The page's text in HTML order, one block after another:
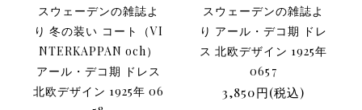
スウェーデンの雑誌よ
り 冬の装い コート（VI
NTERKAPPAN och）
アール・デコ期 ドレス
北欧デザイン 1925年 06
スウェーデンの雑誌よ
り アール・デコ期 ドレ
ス 北欧デザイン 1925年
0657
3,850円(税込)